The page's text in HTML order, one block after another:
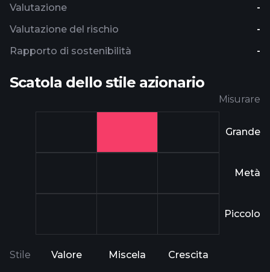
Valutazione
-
Valutazione del rischio
-
Rapporto di sostenibilità
-
Scatola dello stile azionario
Misurare
Grande
Metà
Piccolo
Stile Valore Miscela Crescita